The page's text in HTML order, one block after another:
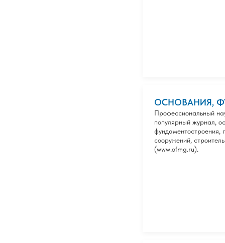
ОСНОВАНИЯ,
Профессиональный
популярный журнал,
фундаментостроения,
сооружений,
(www.ofmg.ru).